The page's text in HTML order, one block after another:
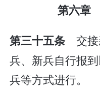
第六章
第三十五条 交接
兵、新兵自行报
兵等方式进行。